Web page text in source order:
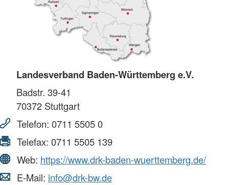
Landesverband Baden-Württemberg e.V.
Badstr. 39-41
70372 Stuttgart
Telefon: 0711 5505 0
Telefax: 0711 5505 139
Web: https://www.drk-baden-wuerttemberg.de/
E-Mail: info@drk-bw.de